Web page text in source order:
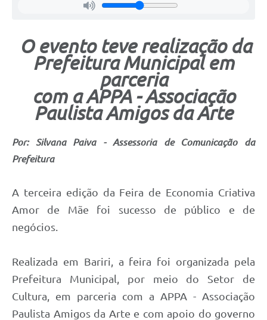
O evento teve realização da
Prefeitura Municipal em
parceria
com a APPA - Associação
Paulista Amigos da Arte
Por: Silvana Paiva - Assessoria de Comunicação da
Prefeitura
A terceira edição da Feira de Economia Criativa
Amor de Mãe foi sucesso de público e de
negócios.
Realizada em Bariri, a feira foi organizada pela
Prefeitura Municipal, por meio do Setor de
Cultura, em parceria com a APPA - Associação
Paulista Amigos da Arte e com apoio do governo